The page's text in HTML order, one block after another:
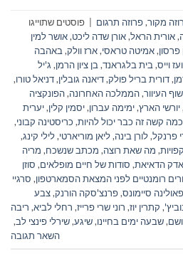
מקור,פרוזה תרגום
פוסטים שתוייגו
,אורית הראל,אורן שדה ליכט,אושר למין
פרסון,אמיטה טראסי,ארז וולק, באהבה
וייס, בית בלגראנד, בן ציון הרמן, ג'יל
,דורית בריל פולק,דיאנה גובלין,דניאל טורו,
העיוור,הממלכה האחרונה,הפונקציה
,יורשי הארץ,ימימה עברון,יסמין קלין,יערית
כמה קשה זה כבר יכול להיות, כריסטינה קבוני,
פרנקל,לורן בינה,ליאן מוריארטי,לילי קינג,
, מה שאת רוצה, מכתב שנשכח, מריה
הדאיאת, סודות של חיים מופלאים, סוזן
רומנטיים לפני המצאת הסמארטפון, סרגיי
פאולינה סיימונס,פרנצ'סקה הורנק,צבע
, קתרין יוז, רוני שרי פרייז, רחלי לביא, ריבה
,שבעה ימים בחיינו,שיגע,שירלי פינצי לב,
השאר תגובה